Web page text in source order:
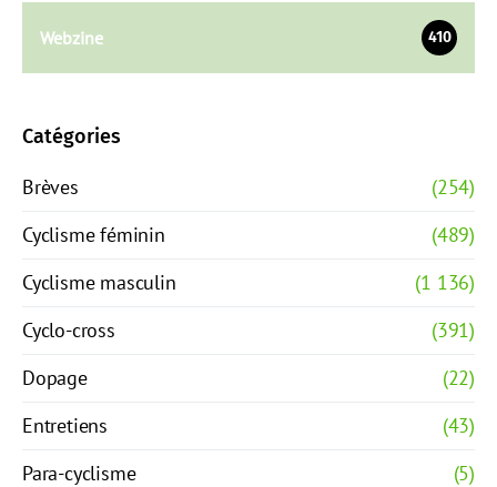
Webzine 410
Catégories
Brèves
(254)
Cyclisme féminin
(489)
Cyclisme masculin
(1 136)
Cyclo-cross
(391)
Dopage
(22)
Entretiens
(43)
Para-cyclisme
(5)